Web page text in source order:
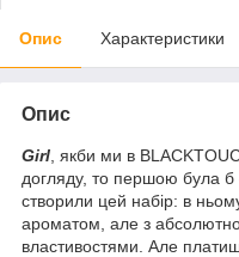
Опис Характеристики
Опис
Girl , якби ми в
догляду, то першою була
створили цей набір: в
ароматом, але з
властивостями. Але